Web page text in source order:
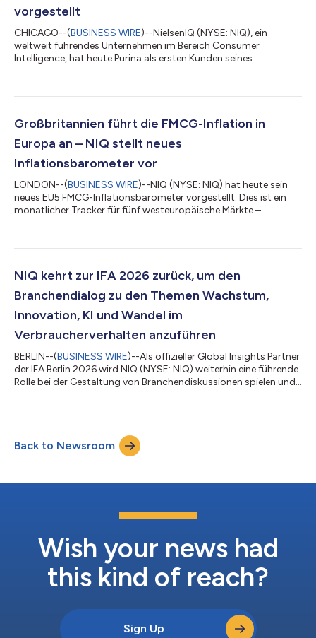
vorgestellt
CHICAGO--(BUSINESS WIRE)--NielsenIQ (NYSE: NIQ), ein
weltweit führendes Unternehmen im Bereich Consumer
Intelligence, hat heute Purina als ersten Kunden seines
Unternehmen aus den Bereichen Körperpflege, Tierpflege,
Projekte sollen weitere Kunden vorgestellt und Fallstudien
Großbritannien führt die FMCG-Inflation in
Europa an – NIQ stellt neues
Inflationsbarometer vor
LONDON--(BUSINESS WIRE)--NIQ (NYSE: NIQ) hat heute sein
neues EU5 FMCG-Inflationsbarometer vorgestellt. Dies ist ein
monatlicher Tracker für fünf westeuropäische Märkte –
verstehen, wie sich die Inflation auf den größten
Verbraucher darauf reagieren. Die erste Ausgabe des
NIQ kehrt zur IFA 2026 zurück, um den
Branchendialog zu den Themen Wachstum,
Innovation, KI und Wandel im
Verbraucherverhalten anzuführen
BERLIN--(BUSINESS WIRE)--Als offizieller Global Insights Partner
der IFA Berlin 2026 wird NIQ (NYSE: NIQ) weiterhin eine führende
Rolle bei der Gestaltung von Branchendiskussionen spielen und
Keynotes von Führungskräften, Podiumsdiskussionen, exklusive
Marktinformationen und strategische Kundenkontakte
Back to Newsroom
Wish your news had
this kind of reach?
Sign Up